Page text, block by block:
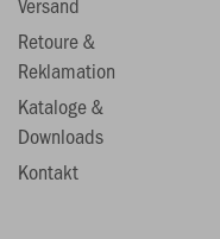
Retoure &
Reklamation
Kataloge &
Downloads
Kontakt